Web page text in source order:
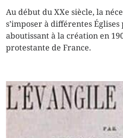
Au début du XXe siècle, la
s’imposer à différentes
aboutissant à la création en
protestante de France.